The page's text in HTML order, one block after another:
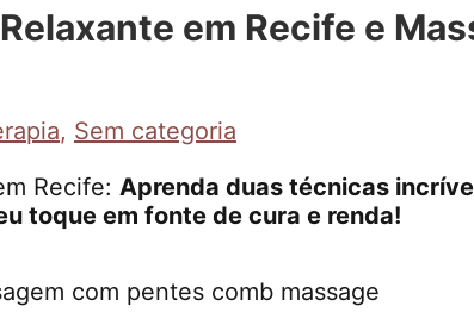
em Recife e
, Sem categoria
Recife: Aprenda duas técnicas
toque em fonte de cura e renda!